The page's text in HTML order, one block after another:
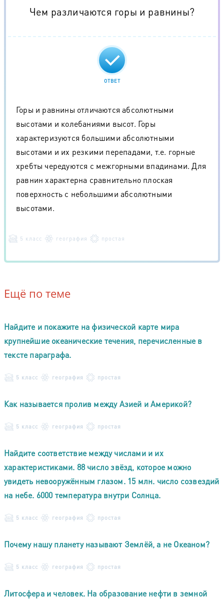
Чем различаются горы и равнины?
ОТВЕТ
Горы и равнины отличаются абсолютными
высотами и колебаниями высот. Горы
характеризуются большими абсолютными
высотами и их резкими перепадами, т.е. горные
хребты чередуются с межгорными впадинами. Для
равнин характерна сравнительно плоская
поверхность с небольшими абсолютными
высотами.
5 класс география простая
Ещё по теме
Найдите и покажите на физической карте мира
крупнейшие океанические течения, перечисленные в
тексте параграфа.
5 класс география простая
Как называется пролив между Азией и Америкой?
5 класс география простая
Найдите соответствие между числами и их
характеристиками. 88 число звёзд, которое можно
увидеть невооружённым глазом. 15 млн. число созвездий
на небе. 6000 температура внутри Солнца.
5 класс география простая
Почему нашу планету называют Землёй, а не Океаном?
5 класс география простая
Литосфера и человек. На образование нефти в земной